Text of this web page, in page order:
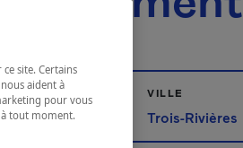
VILLE
Trois-Rivières
site. Certains
aident à
pour vous
tout moment.